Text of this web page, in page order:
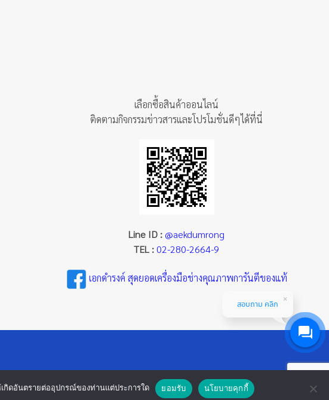
เลือกซื้อสินค้าออนไลน์
ติดตามกิจกรรมข่าวสารและโปรโมชั่นดีๆได้ที่นี่
Line ID : @aekdumrong
TEL :02-280-2664-9
เอกดำรงค์ สุดยอดเครื่องมือช่างคุณภาพการันตีของแท้
จำกัด
กิดอันตรายต่ออุปกรณ์ของท่านแต่ประการใด ยอมรับ นโยบายคุกกี้
สอบถาม คลิก